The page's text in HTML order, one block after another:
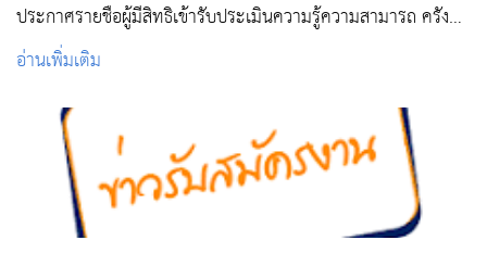
ประกาศรายชื่อผู้มีสิทธิเข้ารับประเมินความรู้ความสามารถ ครั้งที่
1
อ่านเพิ่มเติม